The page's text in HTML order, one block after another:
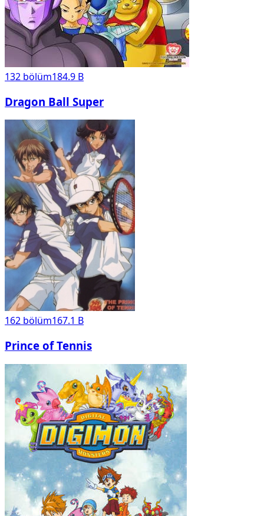
132 bölüm184.9 B
Dragon Ball Super
162 bölüm167.1 B
Prince of Tennis